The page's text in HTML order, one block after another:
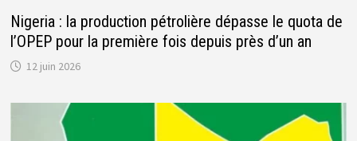
Nigeria : la production pétrolière dépasse le quota de
l’OPEP pour la première fois depuis près d’un an
12 juin 2026